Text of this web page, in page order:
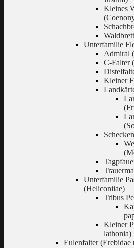
Kleines
Unterfamilie
Admiral
C-Falter
Kleiner
Unterfamilie
(Heliconiiae)
Tribus
Kleiner
lathonia)
Eulenfalter (Erebidae